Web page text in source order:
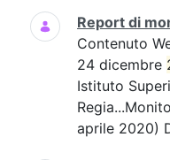
Report di
Contenuto
24 dicembre
Istituto
aprile 2020)